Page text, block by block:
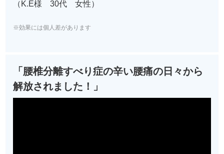
（K.E様 30代 女性）
※効果には個人差があります
「腰椎分離すべり症の辛い腰痛の日々から
解放されました！」